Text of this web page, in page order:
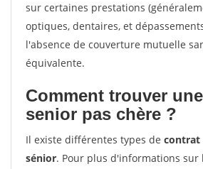
sur certaines prestations
optiques, dentaires, et
l'absence de couverture mutuelle
équivalente.
Comment trouver
senior pas chère ?
Il existe différentes types de contrat
sénior. Pour plus d'informations sur